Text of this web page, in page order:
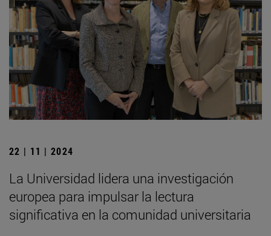
22 | 11 | 2024
La Universidad lidera una investigación
europea para impulsar la lectura
significativa en la comunidad universitaria